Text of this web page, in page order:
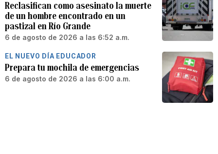
Reclasifican como asesinato la muerte
de un hombre encontrado en un
pastizal en Río Grande
6 de agosto de 2026 a las 6:52 a.m.
EL NUEVO DÍA EDUCADOR
Prepara tu mochila de emergencias
6 de agosto de 2026 a las 6:00 a.m.